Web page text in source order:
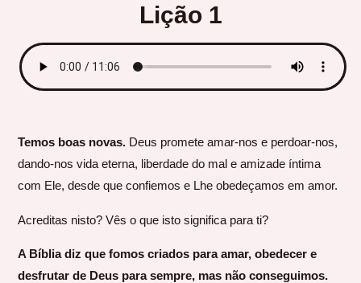
Lição 1
Temos boas novas. Deus promete amar-nos e perdoar-nos,
dando-nos vida eterna, liberdade do mal e amizade íntima
com Ele, desde que confiemos e Lhe obedeçamos em amor.
Acreditas nisto? Vês o que isto significa para ti?
A Bíblia diz que fomos criados para amar, obedecer e
desfrutar de Deus para sempre, mas não conseguimos.